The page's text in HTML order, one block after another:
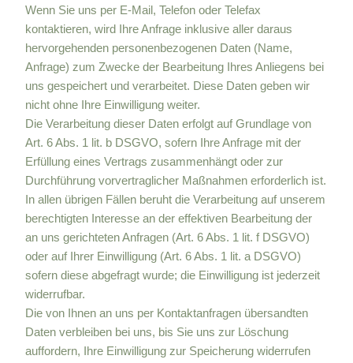
Wenn Sie uns per E-Mail, Telefon oder Telefax
kontaktieren, wird Ihre Anfrage inklusive aller daraus
hervorgehenden personenbezogenen Daten (Name,
Anfrage) zum Zwecke der Bearbeitung Ihres Anliegens bei
uns gespeichert und verarbeitet. Diese Daten geben wir
nicht ohne Ihre Einwilligung weiter.
Die Verarbeitung dieser Daten erfolgt auf Grundlage von
Art. 6 Abs. 1 lit. b DSGVO, sofern Ihre Anfrage mit der
Erfüllung eines Vertrags zusammenhängt oder zur
Durchführung vorvertraglicher Maßnahmen erforderlich ist.
In allen übrigen Fällen beruht die Verarbeitung auf unserem
berechtigten Interesse an der effektiven Bearbeitung der
an uns gerichteten Anfragen (Art. 6 Abs. 1 lit. f DSGVO)
oder auf Ihrer Einwilligung (Art. 6 Abs. 1 lit. a DSGVO)
sofern diese abgefragt wurde; die Einwilligung ist jederzeit
widerrufbar.
Die von Ihnen an uns per Kontaktanfragen übersandten
Daten verbleiben bei uns, bis Sie uns zur Löschung
auffordern, Ihre Einwilligung zur Speicherung widerrufen